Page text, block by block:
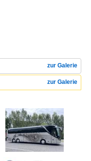
zur Galerie
zur Galerie